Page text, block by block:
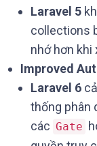
Laravel 5
collections
nhớ hơn khi
Improved
Laravel 6
thống phân
các Gate